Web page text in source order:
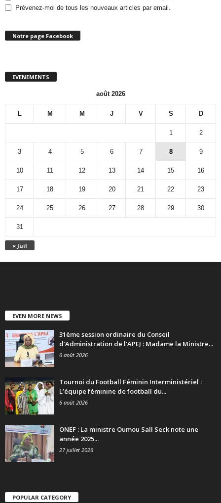
Prévenez-moi de tous les nouveaux articles par email.
Notre page Facebook
EVENEMENTS
août 2026
L M M J V S D
« Juil
1 2
3 4 5 6 7 8 9
10 11 12 13 14 15 16
17 18 19 20 21 22 23
24 25 26 27 28 29 30
31
EVEN MORE NEWS
31ème session ordinaire du Conseil
d’Administration de l’APEJ : Madame la Ministre...
6 août 2026
Tournoi du Football Féminin Interministériel :
L’équipe féminine de football du...
6 août 2026
ONEF : La ministre Oumou Sall Seck note une
année 2025...
27 juillet 2026
POPULAR CATEGORY